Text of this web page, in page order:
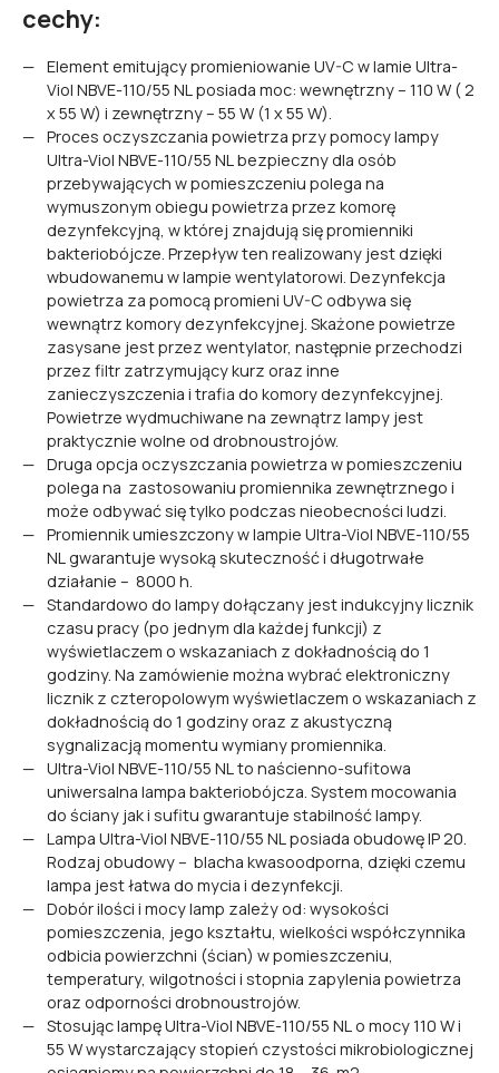
cechy:
Element emitujący promieniowanie UV-C w lamie Ultra-
Viol NBVE-110/55 NL posiada moc: wewnętrzny – 110 W ( 2
x 55 W) i zewnętrzny – 55 W (1 x 55 W).
Proces oczyszczania powietrza przy pomocy lampy
Ultra-Viol NBVE-110/55 NL bezpieczny dla osób
przebywających w pomieszczeniu polega na
wymuszonym obiegu powietrza przez komorę
dezynfekcyjną, w której znajdują się promienniki
bakteriobójcze. Przepływ ten realizowany jest dzięki
wbudowanemu w lampie wentylatorowi. Dezynfekcja
powietrza za pomocą promieni UV-C odbywa się
wewnątrz komory dezynfekcyjnej. Skażone powietrze
zasysane jest przez wentylator, następnie przechodzi
przez filtr zatrzymujący kurz oraz inne
zanieczyszczenia i trafia do komory dezynfekcyjnej.
Powietrze wydmuchiwane na zewnątrz lampy jest
praktycznie wolne od drobnoustrojów.
Druga opcja oczyszczania powietrza w pomieszczeniu
polega na zastosowaniu promiennika zewnętrznego i
może odbywać się tylko podczas nieobecności ludzi.
Promiennik umieszczony w lampie Ultra-Viol NBVE-110/55
NL gwarantuje wysoką skuteczność i długotrwałe
działanie – 8000 h.
Standardowo do lampy dołączany jest indukcyjny licznik
czasu pracy (po jednym dla każdej funkcji) z
wyświetlaczem o wskazaniach z dokładnością do 1
godziny. Na zamówienie można wybrać elektroniczny
licznik z czteropolowym wyświetlaczem o wskazaniach z
dokładnością do 1 godziny oraz z akustyczną
sygnalizacją momentu wymiany promiennika.
Ultra-Viol NBVE-110/55 NL to naścienno-sufitowa
uniwersalna lampa bakteriobójcza. System mocowania
do ściany jak i sufitu gwarantuje stabilność lampy.
Lampa Ultra-Viol NBVE-110/55 NL posiada obudowę IP 20.
Rodzaj obudowy – blacha kwasoodporna, dzięki czemu
lampa jest łatwa do mycia i dezynfekcji.
Dobór ilości i mocy lamp zależy od: wysokości
pomieszczenia, jego kształtu, wielkości współczynnika
odbicia powierzchni (ścian) w pomieszczeniu,
temperatury, wilgotności i stopnia zapylenia powietrza
oraz odporności drobnoustrojów.
Stosując lampę Ultra-Viol NBVE-110/55 NL o mocy 110 W i
55 W wystarczający stopień czystości mikrobiologicznej